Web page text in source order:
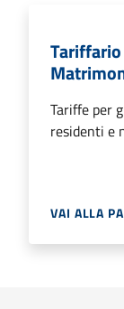
Tariffe per
residenti e
VAI ALLA